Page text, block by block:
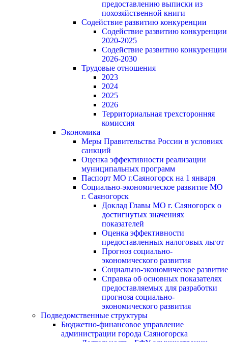
предоставлению выписки из
похозяйственной книги
Содействие развитию конкуренции
Содействие развитию конкуренции
2020-2025
Содействие развитию конкуренции
2026-2030
Трудовые отношения
2023
2024
2025
2026
Территориальная трехсторонняя
комиссия
Экономика
Меры Правительства России в условиях
санкций
Оценка эффективности реализации
муниципальных программ
Паспорт МО г.Саяногорск на 1 января
Социально-экономическое развитие МО
г. Саяногорск
Доклад Главы МО г. Саяногорск о
достигнутых значениях
показателей
Оценка эффективности
предоставленных налоговых льгот
Прогноз социально-
экономического развития
Социально-экономическое развитие
Справка об основных показателях
предоставляемых для разработки
прогноза социально-
экономического развития
Подведомственные структуры
Бюджетно-финансовое управление
администрации города Саяногорска